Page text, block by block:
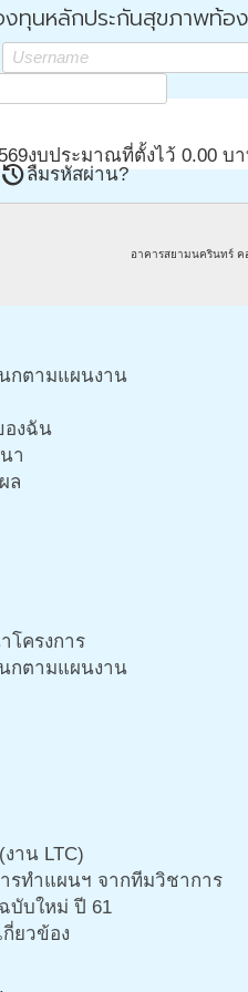
ทุนหลักประกันสุขภาพท้
restoreลืมรหัสผ่าน?
กตามแผนงาน
องฉัน
า
ล
โครงการ
กตามแผนงาน
าน LTC)
รทำแผนฯ จากทีมวิชาการ
บับใหม่ ปี 61
ยวข้อง
งบประมาณที่ตั้งไว้ 0.00 บ
อาคารสยามนครินทร์